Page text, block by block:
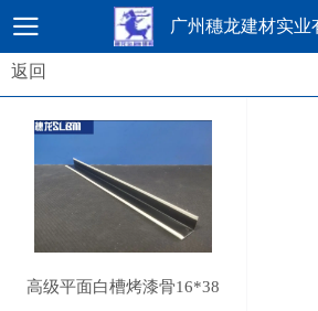
广州穗龙建材实业
返回
高级平面白槽烤漆骨16*38